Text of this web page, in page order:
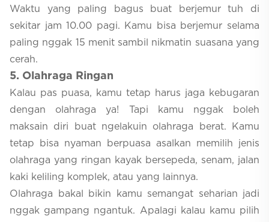
Waktu yang paling bagus buat berjemur tuh di
sekitar jam 10.00 pagi. Kamu bisa berjemur selama
paling nggak 15 menit sambil nikmatin suasana yang
cerah.
5. Olahraga Ringan
Kalau pas puasa, kamu tetap harus jaga kebugaran
dengan olahraga ya! Tapi kamu nggak boleh
maksain diri buat ngelakuin olahraga berat. Kamu
tetap bisa nyaman berpuasa asalkan memilih jenis
olahraga yang ringan kayak bersepeda, senam, jalan
kaki keliling komplek, atau yang lainnya.
Olahraga bakal bikin kamu semangat seharian jadi
nggak gampang ngantuk. Apalagi kalau kamu pilih